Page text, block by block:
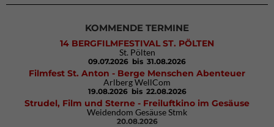
KOMMENDE TERMINE
14 BERGFILMFESTIVAL ST. PÖLTEN
St. Pölten
09.07.2026 bis 31.08.2026
Filmfest St. Anton - Berge Menschen Abenteuer
Arlberg WellCom
19.08.2026 bis 22.08.2026
Strudel, Film und Sterne - Freiluftkino im Gesäuse
Weidendom Gesäuse Stmk
20.08.2026